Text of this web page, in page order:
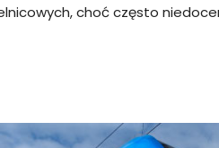
choć często